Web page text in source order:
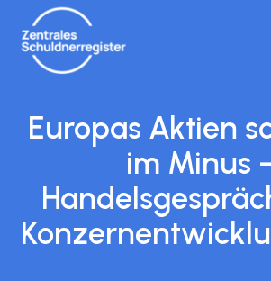
Europas Aktien
im Minus